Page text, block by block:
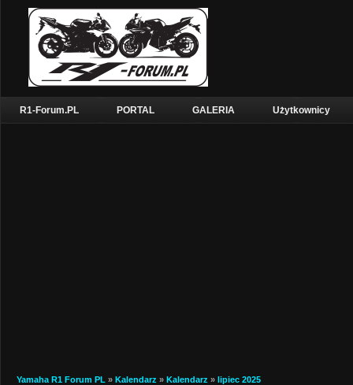
R1-Forum.PL PORTAL GALERIA Użytkownicy
Yamaha R1 Forum PL » Kalendarz » Kalendarz » lipiec 2025